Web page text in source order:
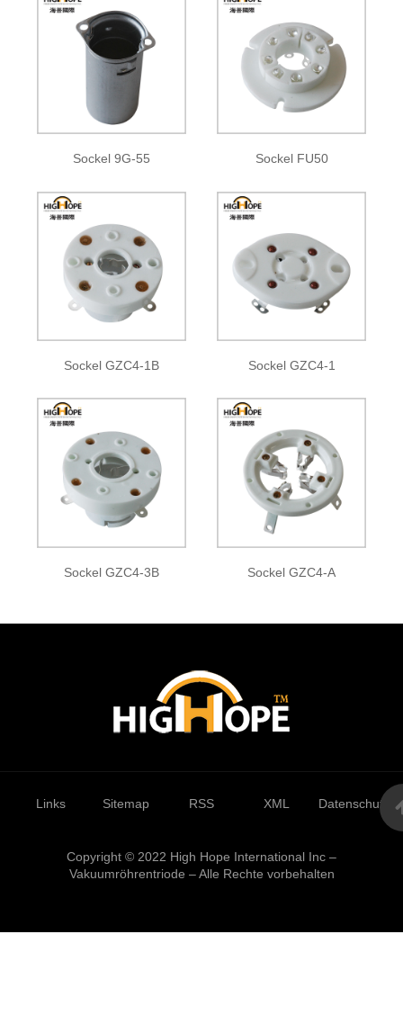
Sockel 9G-55 Sockel FU50
Sockel GZC4-1B Sockel GZC4-1
Sockel GZC4-3B Sockel GZC4-A
Links Sitemap RSS XML
Copyright © 2022 High Hope International Inc –
Vakuumröhrentriode – Alle Rechte vorbehalten